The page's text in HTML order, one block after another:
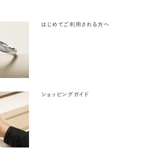
はじめてご利用される方へ
ショッピングガイド